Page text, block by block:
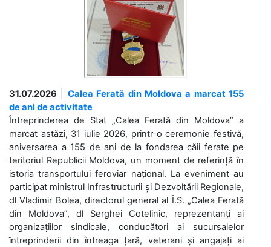
31.07.2026
Calea Ferată din Moldova a marcat 155
de ani de activitate
Întreprinderea de Stat „Calea Ferată din Moldova” a
marcat astăzi, 31 iulie 2026, printr-o ceremonie festivă,
aniversarea a 155 de ani de la fondarea căii ferate pe
teritoriul Republicii Moldova, un moment de referință în
istoria transportului feroviar național. La eveniment au
participat ministrul Infrastructurii și Dezvoltării Regionale,
dl Vladimir Bolea, directorul general al Î.S. „Calea Ferată
din Moldova”, dl Serghei Cotelinic, reprezentanți ai
organizațiilor sindicale, conducători ai sucursalelor
întreprinderii din întreaga țară, veterani și angajați ai